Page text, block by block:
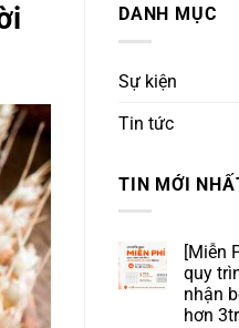
DANH MỤC
Sự kiện
Tin tức
TIN MỚI
[Miễn
quy
nhận
hơn